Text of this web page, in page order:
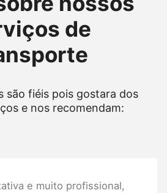
de
são fiéis pois gostara dos
e nos recomendam:
e muito profissional,